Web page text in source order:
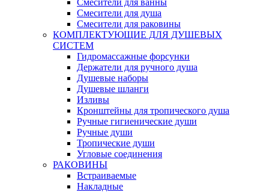
Смесители для ванны
Смесители для душа
Смесители для раковины
КОМПЛЕКТУЮЩИЕ ДЛЯ ДУШЕВЫХ
СИСТЕМ
Гидромассажные форсунки
Держатели для ручного душа
Душевые наборы
Душевые шланги
Изливы
Кронштейны для тропического душа
Ручные гигиенические души
Ручные души
Тропические души
Угловые соединения
РАКОВИНЫ
Встраиваемые
Накладные